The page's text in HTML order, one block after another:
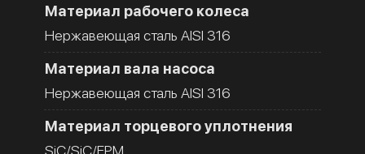
Материал рабочего колеса
Нержавеющая сталь AISI 316
Материал вала насоса
Нержавеющая сталь AISI 316
Материал торцевого уплотнения
SiC/SiC/FPM